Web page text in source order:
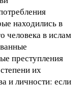
находились в
человека в ислам
преступления
их
и личности: если